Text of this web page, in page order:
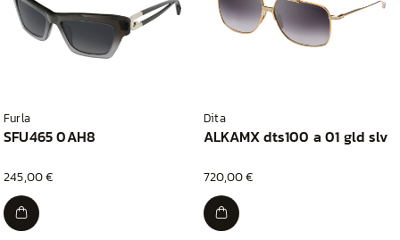
Furla
SFU465 0AH8
245,00 €
Dita
ALKAMX dts100 a 01 gld slv
720,00 €